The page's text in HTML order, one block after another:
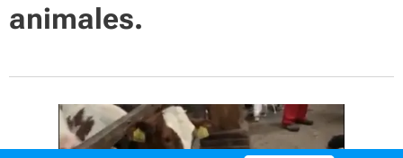
animales.